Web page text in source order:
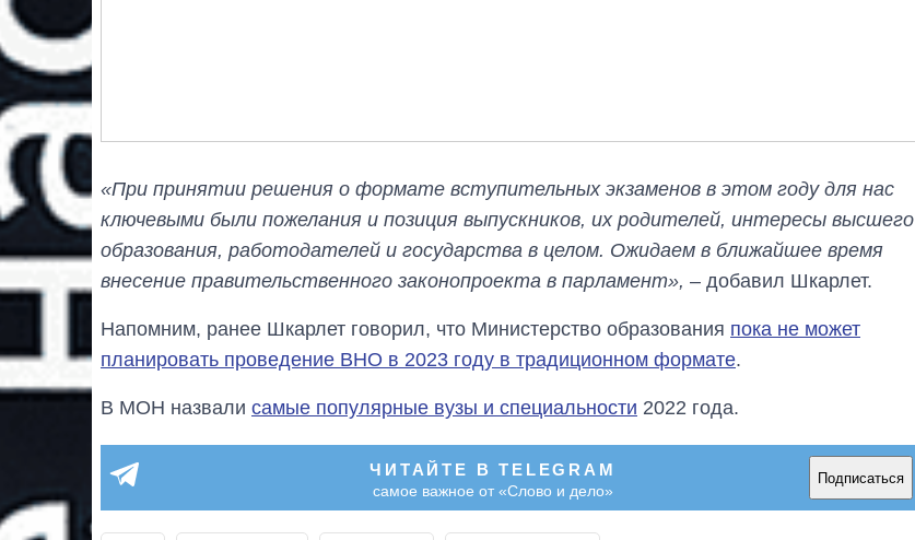
«При принятии решения о формате вступительных экзаменов в этом году для нас
ключевыми были пожелания и позиция выпускников, их родителей, интересы высшего
образования, работодателей и государства в целом. Ожидаем в ближайшее время
внесение правительственного законопроекта в парламент», – добавил Шкарлет.
Напомним, ранее Шкарлет говорил, что Министерство образования пока не может
планировать проведение ВНО в 2023 году в традиционном формате.
В МОН назвали самые популярные вузы и специальности 2022 года.
ЧИТАЙТЕ В TELEGRAM
самое важное от «Слово и дело»
Подписаться